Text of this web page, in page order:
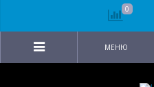
МЕНЮ
0